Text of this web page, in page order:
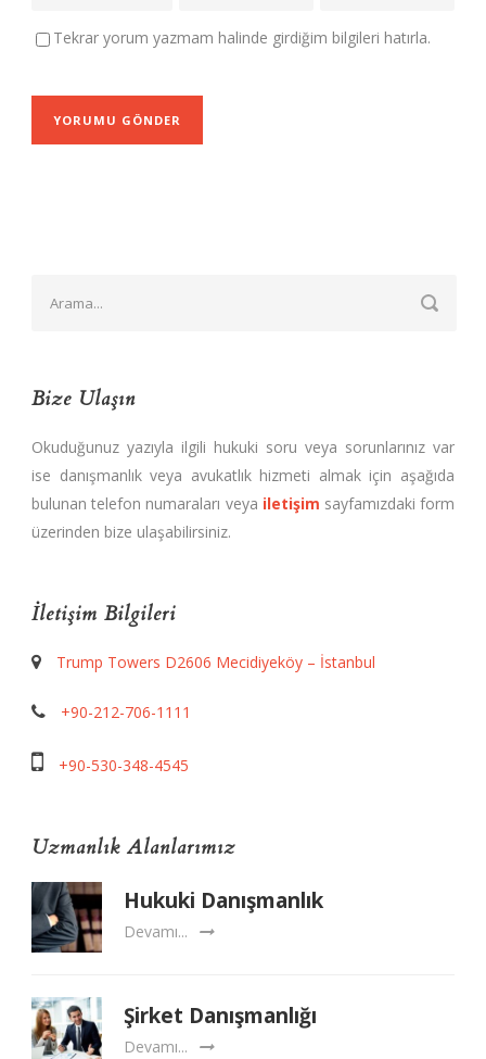
Tekrar yorum yazmam halinde girdiğim bilgileri hatırla.
Bize Ulaşın
Okuduğunuz yazıyla ilgili hukuki soru veya sorunlarınız var
ise danışmanlık veya avukatlık hizmeti almak için aşağıda
bulunan telefon numaraları veya iletişim sayfamızdaki form
üzerinden bize ulaşabilirsiniz.
İletişim Bilgileri
Trump Towers D2606 Mecidiyeköy – İstanbul
+90-212-706-1111
+90-530-348-4545
Uzmanlık Alanlarımız
Hukuki Danışmanlık
Devamı...
Şirket Danışmanlığı
Devamı...